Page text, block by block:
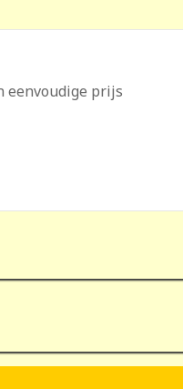
eenvoudige prijs